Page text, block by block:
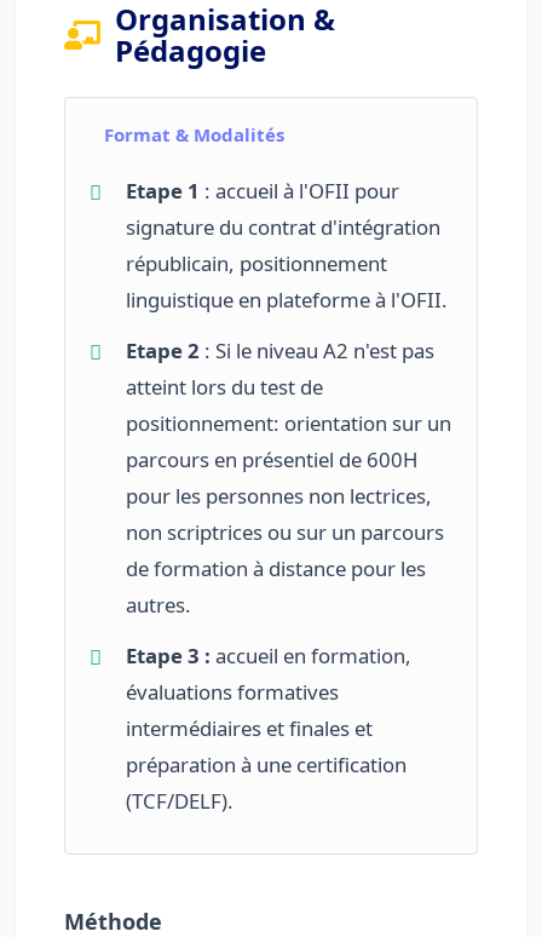
Organisation &
Pédagogie
Format & Modalités
Etape 1 : accueil à l'OFII pour
signature du contrat d'intégration
républicain, positionnement
linguistique en plateforme à l'OFII.
Etape 2 : Si le niveau A2 n'est pas
atteint lors du test de
positionnement: orientation sur un
parcours en présentiel de 600H
pour les personnes non lectrices,
non scriptrices ou sur un parcours
de formation à distance pour les
autres.
Etape 3 : accueil en formation,
évaluations formatives
intermédiaires et finales et
préparation à une certification
(TCF/DELF).
Méthode